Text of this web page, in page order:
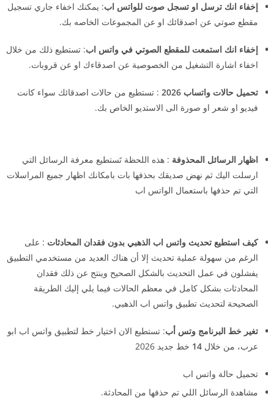
إخفاء انك ترسل او تسجل صوت للواتس اب: يمكنك اخفاء جاري تسجيل
مقطع صوتي عن اصدقائك او عن المجموعات الخاصه بك.
إخفاء انك استمعت للمقطع الصوتي في واتس اب: تستطيع ذلك من خلال
اخفاء اشارة التشغيل من الخصوصية عن اصدقاءك او عن قروبات.
تحميل حالات واتساب 2026
: تستطيع من حالات اصدقائك سواء كانت
فيديو او شعر او صورة الى الاستديو الخاص بك.
اظهار الرسائل المحذوفة : هذه اللحظة تَستطيع معرفة الرسائل التي
ارسلت اليك ثم نهض صديقك بحذفها بات بامكانك اظهار جميع المراسلات
التي تم حذفها باستعمال الواتس اب
كيف استطيع تحديث واتس اب الذهبي بدون فقدان المحادثات : على
الرغم من سهولة عملية تحديث إلا أن هناك العديد من مستخدمي التطبيق
يفشلون في عمل التحديث بالشكل الصحيح وينتج عن ذلك فقدان
المحادثات بشكل كامل في معظم الحالات فيما يلي إليك الطريقة
الصحيحة لتحديث تطبيق واتس اب الذهبي.
تغير خط البرنامج وتس أب: تستطيع الان اختيار خط لتطبيق واتس اب ابو
عرب، من خلال 14 خط جديد 2026
تحميل حالة واتس اب
مشاهدة الرسائل اللي تم حذفها من المحادثة.